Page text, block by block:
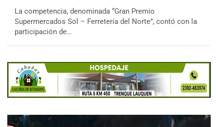
La competencia, denominada “Gran Premio
Supermercados Sol – Ferretería del Norte”, contó con la
participación de…